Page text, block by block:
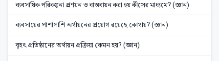
ব্যবসায়িক পরিকল্পনা প্রণয়ন ও বাস্তবায়ন করা হয় কীসের মাধ্যমে? (জ্ঞান)
ব্যবসায়ের পাশাপাশি অর্থায়নের প্রয়োগ রয়েছে কোথায়? (জ্ঞান)
বৃহৎ প্রতিষ্ঠানের অর্থায়ন প্রক্রিয়া কেমন হয়? (জ্ঞান)